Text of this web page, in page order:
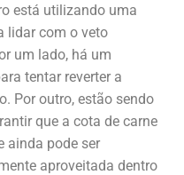
está utilizando uma
lidar com o veto
um lado, há um
tentar reverter a
Por outro, estão sendo
que a cota de carne
ainda pode ser
aproveitada dentro